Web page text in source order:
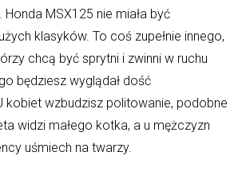
MSX125 nie miała być
klasyków. To coś zupełnie innego,
chcą być sprytni i zwinni w ruchu
będziesz wyglądał dość
kobiet wzbudzisz politowanie, podobne
widzi małego kotka, a u mężczyzn
uśmiech na twarzy.